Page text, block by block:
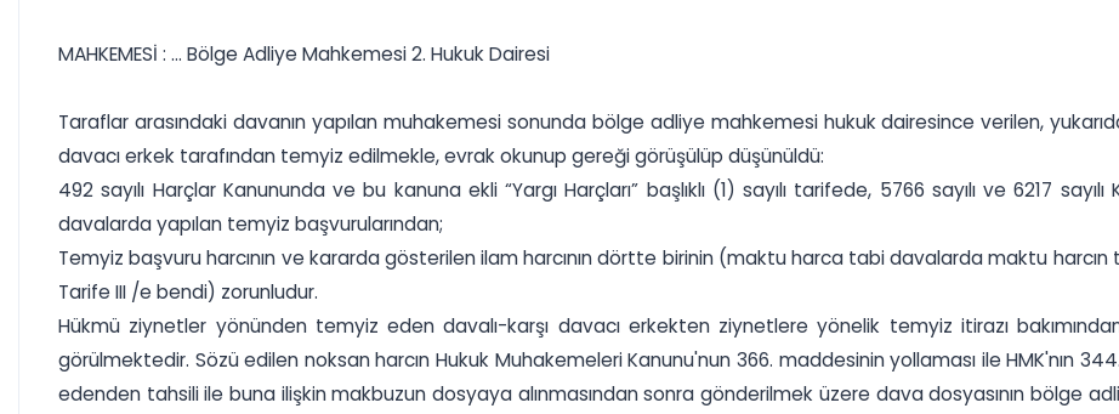
MAHKEMESİ : ... Bölge Adliye Mahkemesi 2. Hukuk Dairesi
Taraflar arasındaki davanın yapılan muhakemesi sonunda bölge adliye mahkemesi hukuk dairesince verilen,
davacı erkek tarafından temyiz edilmekle, evrak okunup gereği görüşülüp düşünüldü:
492 sayılı Harçlar Kanununda ve bu kanuna ekli “Yargı Harçları” başlıklı (1) sayılı tarifede, 5766 sayılı ve 6217
davalarda yapılan temyiz başvurularından;
Temyiz başvuru harcının ve kararda gösterilen ilam harcının dörtte birinin (maktu harca tabi davalarda maktu harcın
Tarife III /e bendi) zorunludur.
Hükmü ziynetler yönünden temyiz eden davalı-karşı davacı erkekten ziynetlere yönelik temyiz itirazı bakımından
görülmektedir. Sözü edilen noksan harcın Hukuk Muhakemeleri Kanunu'nun 366. maddesinin yollaması ile HMK'nın
edenden tahsili ile buna ilişkin makbuzun dosyaya alınmasından sonra gönderilmek üzere dava dosyasının bölge